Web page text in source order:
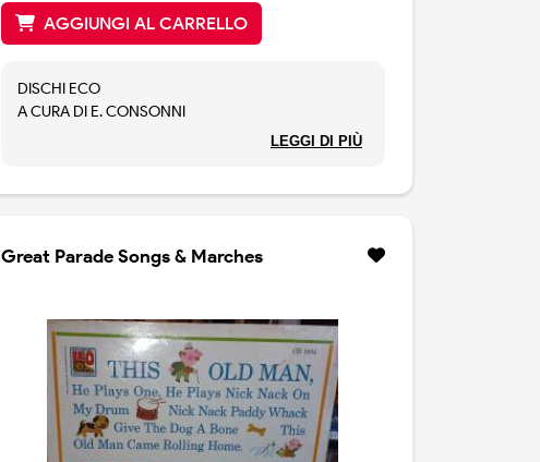
AGGIUNGI AL CARRELLO
DISCHI ECO
A CURA DI E. CONSONNI
CANTANO I PICCOLI CANTORI DI ERBA ED ILEGGI DI PIÙ
Great Parade Songs & Marches